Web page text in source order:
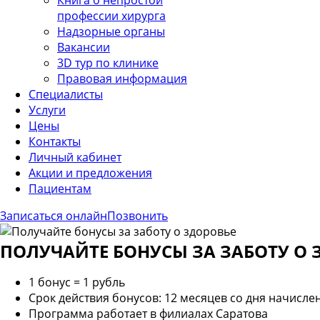
профессии хирурга
Надзорные органы
Вакансии
3D тур по клинике
Правовая информация
Специалисты
Услуги
Цены
Контакты
Личный кабинет
Акции и предложения
Пациентам
Записаться онлайнПозвонить
ПОЛУЧАЙТЕ БОНУСЫ ЗА ЗАБОТУ О
1 бонус = 1 рубль
Срок действия бонусов: 12 месяцев со дня
Программа работает в филиалах Саратова